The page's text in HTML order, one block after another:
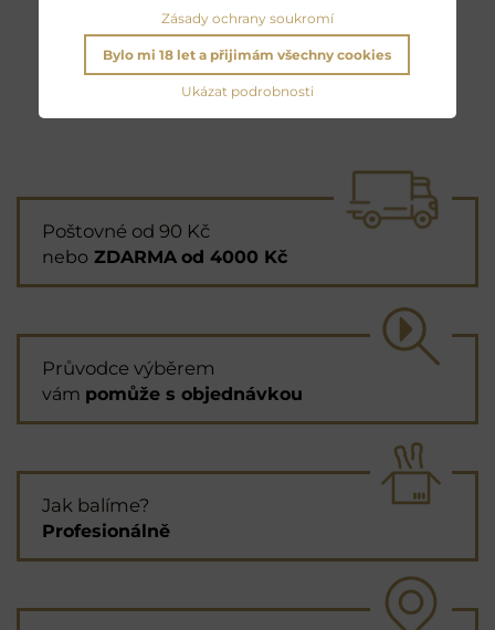
DO KOŠÍKU DO KOŠÍKU
Poštovné od 90 Kč
nebo ZDARMA od 4000 Kč
Průvodce výběrem
vám pomůže s objednávkou
Jak balíme?
Profesionálně
Zásady ochrany soukromí
Ukázat podrobnosti
Bylo mi 18 let a přijimám všechny cookies